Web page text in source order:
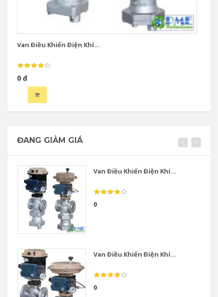
Van Điều Khiển Điện Khí...
0 đ
ĐANG GIẢM GIÁ
Van Điều Khiển Điện Khí...
0
Van Điều Khiển Điện Khí...
0